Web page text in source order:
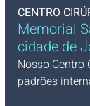
CENTRO
Memorial
cidade de
Nosso Centro
padrões